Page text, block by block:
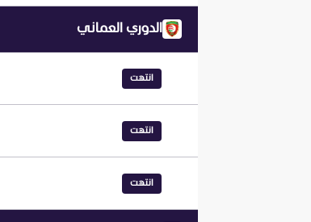
الدوري العماني
انتهت
انتهت
انتهت